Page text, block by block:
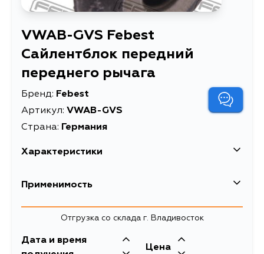
VWAB-GVS Febest
Сайлентблок передний
переднего рычага
Бренд: Febest
Артикул: VWAB-GVS
Страна: Германия
Характеристики
EAN-13
Длина упаковки, мм
Масса, кг 0.203
Применимость
Honda
Volkswagen
Отгрузка со склада г. Владивосток
Дата и время
Цена